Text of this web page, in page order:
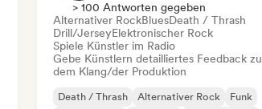
> 100 Antworten gegeben
Alternativer RockBluesDeath / Thrash
Drill/JerseyElektronischer Rock
Spiele Künstler im Radio
Gebe Künstlern detailliertes Feedback zu
dem Klang/der Produktion
Death / Thrash Alternativer Rock
Funk